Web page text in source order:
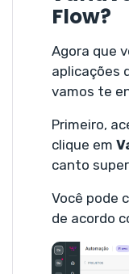
Flow?
Agora que
aplicações
vamos te
Primeiro,
clique em
canto
Você pode
de acordo